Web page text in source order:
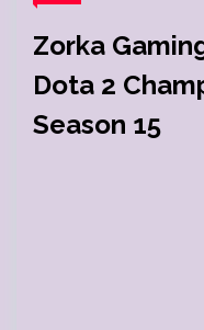
Zorka
Dota 2
Season 15